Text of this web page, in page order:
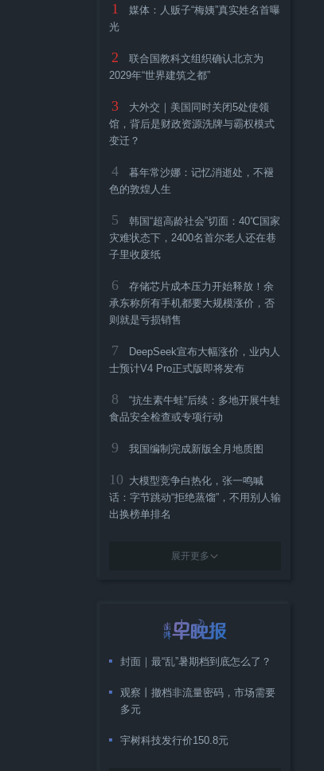
1
媒体：人贩子“梅姨”真实姓名首曝
光
2
联合国教科文组织确认北京为
2029年“世界建筑之都”
3
大外交｜美国同时关闭5处使领
馆，背后是财政资源洗牌与霸权模式
变迁？
4
暮年常沙娜：记忆消逝处，不褪
色的敦煌人生
5
韩国“超高龄社会”切面：40℃国家
灾难状态下，2400名首尔老人还在巷
子里收废纸
6
存储芯片成本压力开始释放！余
承东称所有手机都要大规模涨价，否
则就是亏损销售
7
DeepSeek宣布大幅涨价，业内人
士预计V4 Pro正式版即将发布
8
“抗生素牛蛙”后续：多地开展牛蛙
食品安全检查或专项行动
9 我国编制完成新版全月地质图
10 大模型竞争白热化，张一鸣喊
话：字节跳动“拒绝蒸馏”，不用别人输
出换榜单排名
展开更多
封面｜最“乱”暑期档到底怎么了？
观察丨撤档非流量密码，市场需要
多元
宇树科技发行价150.8元